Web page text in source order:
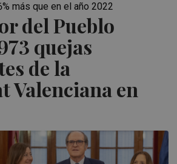
del Pueblo
quejas
de la
Valenciana en
más que en el año 2022